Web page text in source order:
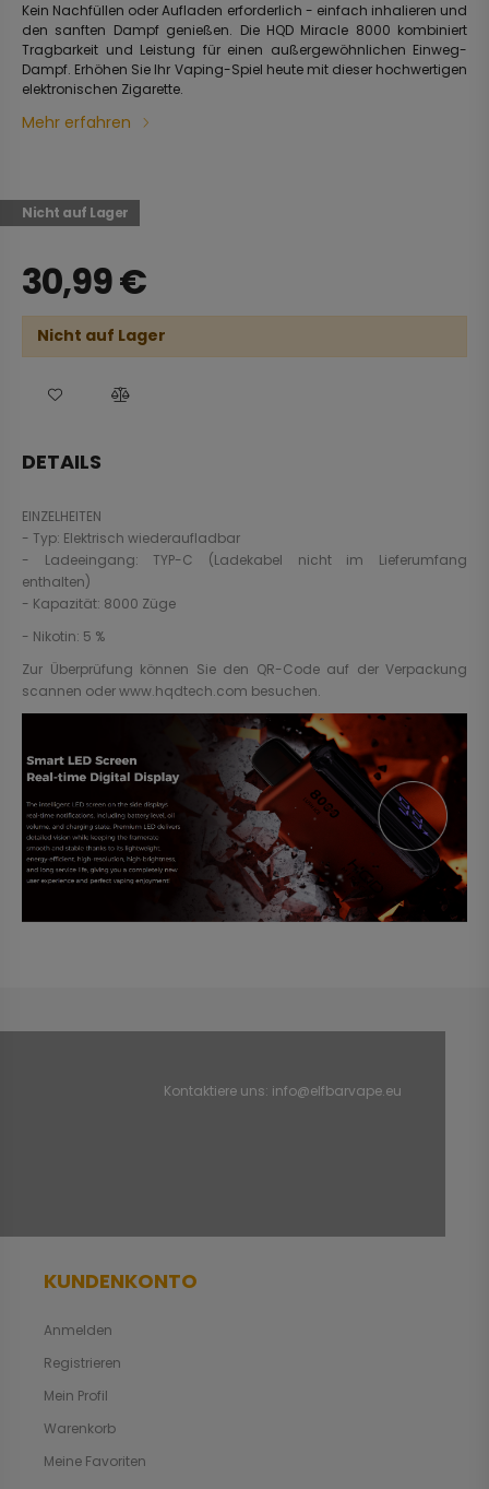
Kein Nachfüllen oder Aufladen erforderlich - einfach inhalieren und
den sanften Dampf genießen. Die HQD Miracle 8000 kombiniert
Tragbarkeit und Leistung für einen außergewöhnlichen Einweg-
Dampf. Erhöhen Sie Ihr Vaping-Spiel heute mit dieser hochwertigen
elektronischen Zigarette.
Mehr erfahren
Nicht auf Lager
30,99€
Nicht auf Lager
DETAILS
EINZELHEITEN
- Typ: Elektrisch wiederaufladbar
- Ladeeingang: TYP-C (Ladekabel nicht im Lieferumfang
enthalten)
- Kapazität: 8000 Züge
- Nikotin: 5 %
Zur Überprüfung können Sie den QR-Code auf der Verpackung
scannen oder www.hqdtech.com besuchen.
Kontaktiere uns: info@elfbarvape.eu
KUNDENKONTO
Anmelden
Registrieren
Mein Profil
Warenkorb
Meine Favoriten